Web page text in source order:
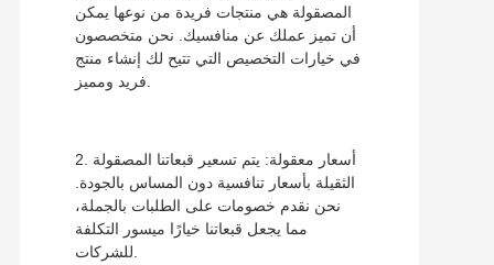
المصقولة هي منتجات فريدة من نوعها يمكن
أن تميز عملك عن منافسيك. نحن متخصصون
في خيارات التخصيص التي تتيح لك إنشاء منتج
فريد ومميز.
2. أسعار معقولة: يتم تسعير قبعاتنا المصقولة
الثقيلة بأسعار تنافسية دون المساس بالجودة.
نحن نقدم خصومات على الطلبات بالجملة،
مما يجعل قبعاتنا خيارًا ميسور التكلفة